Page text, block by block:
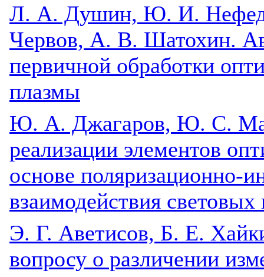
Л. А. Душин, Ю. И.
Червов, А. В. Шатохин.
первичной обработки
плазмы
Ю. А. Джагаров, Ю. С.
реализации элементов
основе поляризационно-
взаимодействия световых
Э. Г. Аветисов, Б. Е.
вопросу о различении